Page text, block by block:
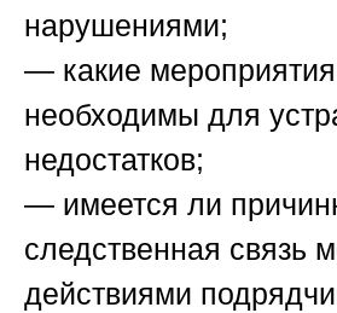
нарушениями;
— какие мероприятия
необходимы для
недостатков;
— имеется ли
следственная связь
действиями